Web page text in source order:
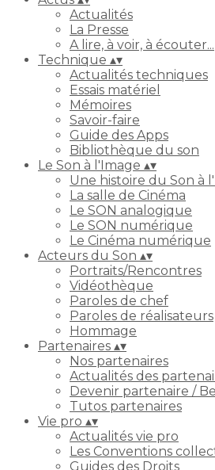
Actualités
La Presse
A lire, à voir, à écouter...
Technique ▴▾
Actualités techniques
Essais matériel
Mémoires
Savoir-faire
Guide des Apps
Bibliothèque du son
Le Son à l'Image ▴▾
Une histoire du Son à
La salle de Cinéma
Le SON analogique
Le SON numérique
Le Cinéma numérique
Acteurs du Son ▴▾
Portraits/Rencontres
Vidéothèque
Paroles de chef
Paroles de réalisateurs
Hommage
Partenaires ▴▾
Nos partenaires
Actualités des
Devenir partenaire /
Tutos partenaires
Vie pro ▴▾
Actualités vie pro
Les Conventions
Guides des Droits